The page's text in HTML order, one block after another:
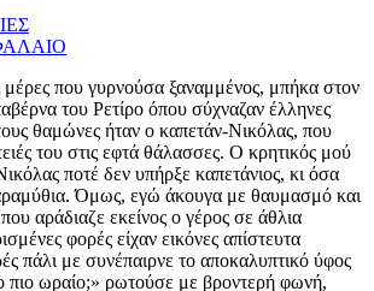
μέρες που γυρνούσα ξαναμμένος, μπήκα στον
του Ρετίρο όπου σύχναζαν έλληνες
θαμώνες ήταν ο καπετάν-Νικόλας, που
του στις εφτά θάλασσες. Ο κρητικός μού
ποτέ δεν υπήρξε καπετάνιος, κι όσα
Όμως, εγώ άκουγα με θαυμασμό και
αράδιαζε εκείνος ο γέρος σε άθλια
φορές είχαν εικόνες απίστευτα
πάλι με συνέπαιρνε το αποκαλυπτικό ύφος
πιο ωραίο;» ρωτούσε με βροντερή φωνή,